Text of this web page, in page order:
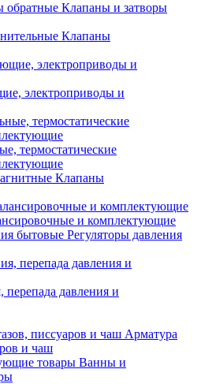
Клапаны и затворы
Клапаны
электроприводы и
термостатические
Клапаны
и комплектующие
Регуляторы давления
перепада давления и
Арматура
и чаш
Ванны и